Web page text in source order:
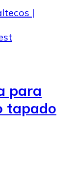
|
para
tapado